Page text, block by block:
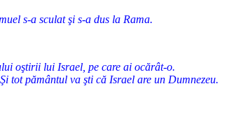
s-a sculat şi s-a dus la Rama.
oştirii lui Israel, pe care ai ocărât-o.
tot pământul va şti că Israel are un Dumnezeu.